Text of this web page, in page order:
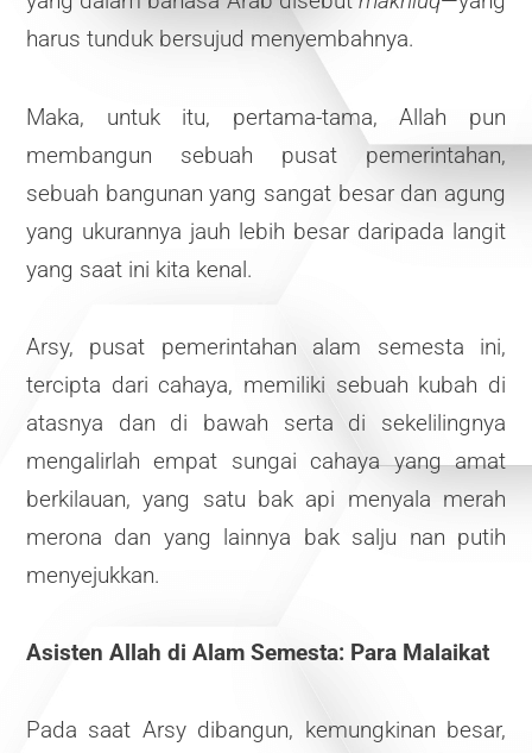
harus tunduk bersujud menyembahnya.
Maka, untuk itu, pertama-tama, Allah pun
membangun sebuah pusat pemerintahan,
sebuah bangunan yang sangat besar dan agung
yang ukurannya jauh lebih besar daripada langit
yang saat ini kita kenal.
Arsy, pusat pemerintahan alam semesta ini,
tercipta dari cahaya, memiliki sebuah kubah di
atasnya dan di bawah serta di sekelilingnya
mengalirlah empat sungai cahaya yang amat
berkilauan, yang satu bak api menyala merah
merona dan yang lainnya bak salju nan putih
menyejukkan.
Asisten Allah di Alam Semesta: Para Malaikat
Pada saat Arsy dibangun, kemungkinan besar,